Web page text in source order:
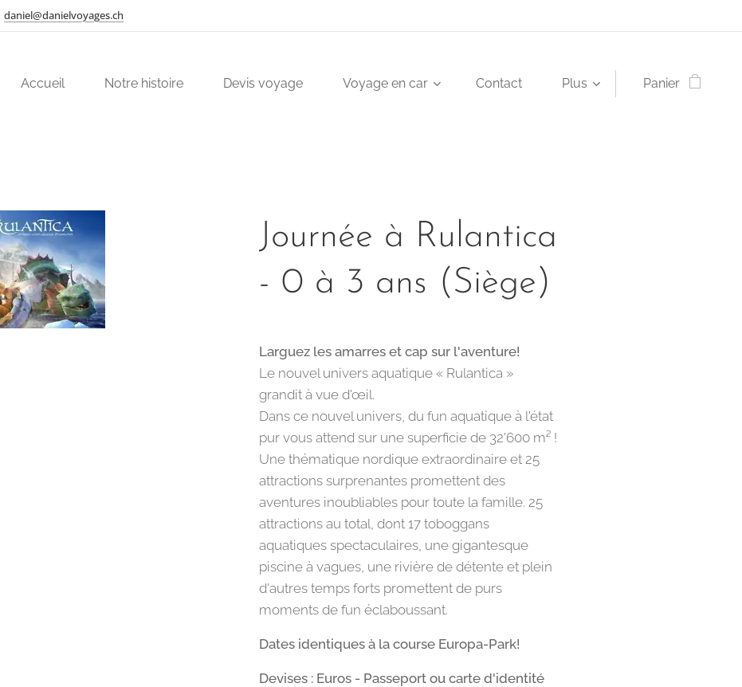
daniel@danielvoyages.ch
Accueil Notre histoire Devis voyage Voyage en car Contact Plus Panier
Journée à Rulantica
- 0 à 3 ans (Siège)
Larguez les amarres et cap sur l'aventure!
Le nouvel univers aquatique « Rulantica »
grandit à vue d'œil.
Dans ce nouvel univers, du fun aquatique à l'état
pur vous attend sur une superficie de 32'600 m² !
Une thématique nordique extraordinaire et 25
attractions surprenantes promettent des
aventures inoubliables pour toute la famille. 25
attractions au total, dont 17 toboggans
aquatiques spectaculaires, une gigantesque
piscine à vagues, une rivière de détente et plein
d'autres temps forts promettent de purs
moments de fun éclaboussant.
Dates identiques à la course Europa-Park!
Devises : Euros - Passeport ou carte d'identité